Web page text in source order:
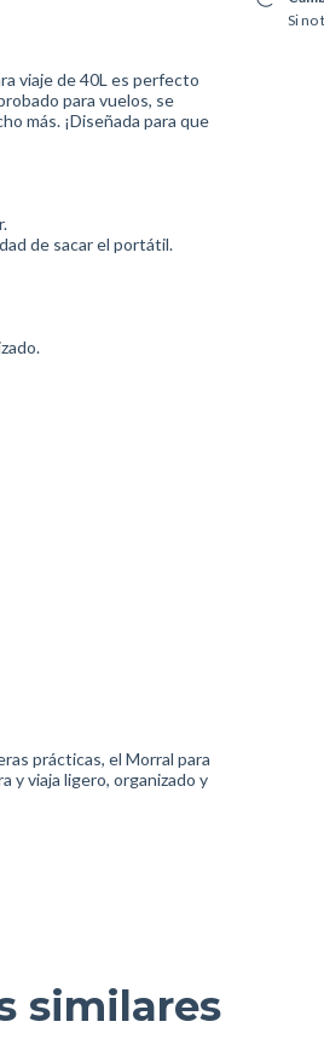
viaje de 40L es perfecto
para vuelos, se
más. ¡Diseñada para que
de sacar el portátil.
prácticas, el Morral para
y viaja ligero, organizado y
Si no
similares